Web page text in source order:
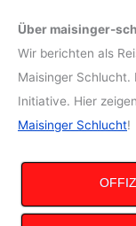
Über maisinger-
Wir berichten als
Maisinger Schlucht.
Initiative. Hier
Maisinger Schlucht!